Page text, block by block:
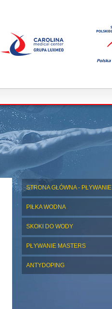
STRONA GŁÓWNA - PŁYWANIE
PIŁKA WODNA
SKOKI DO WODY
PŁYWANIE MASTERS
ANTYDOPING